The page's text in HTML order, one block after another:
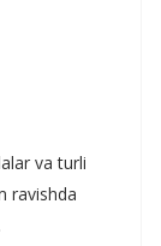
va turli
ravishda